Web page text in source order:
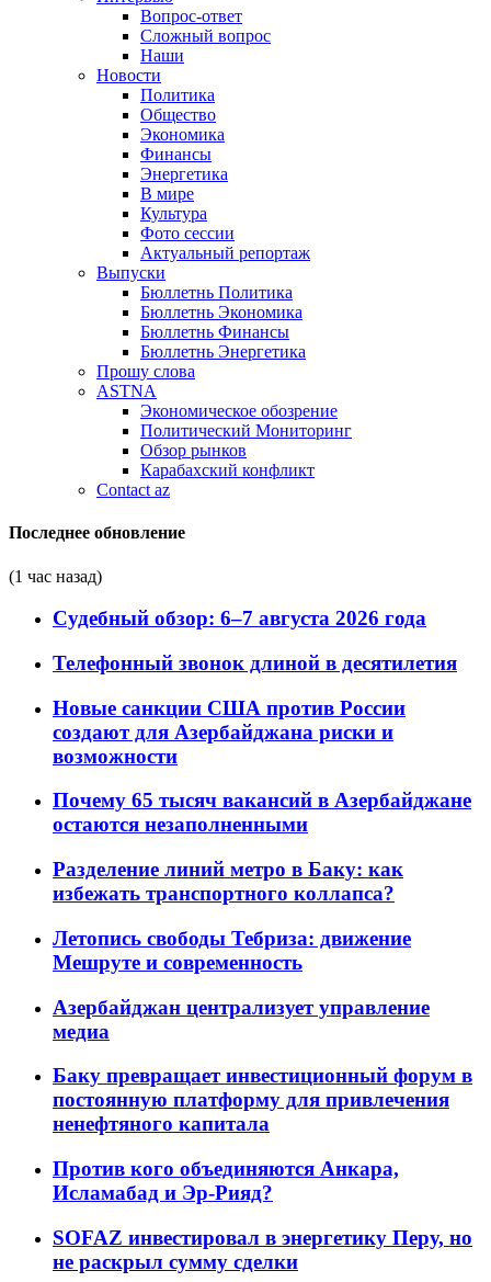
Вопрос-ответ
Сложный вопрос
Наши
Новости
Политика
Общество
Экономика
Финансы
Энергетика
В мире
Культура
Фото сессии
Актуальный репортаж
Выпуски
Бюллетнь Политика
Бюллетнь Экономика
Бюллетнь Финансы
Бюллетнь Энергетика
Прошу слова
ASTNA
Экономическое обозрение
Политический Мониторинг
Обзор рынков
Карабахский конфликт
Contact az
Последнее обновление
(1 час назад)
Судебный обзор: 6–7 августа 2026 года
Телефонный звонок длиной в десятилетия
Новые санкции США против России
создают для Азербайджана риски и
возможности
Почему 65 тысяч вакансий в Азербайджане
остаются незаполненными
Разделение линий метро в Баку: как
избежать транспортного коллапса?
Летопись свободы Тебриза: движение
Мешруте и современность
Азербайджан централизует управление
медиа
Баку превращает инвестиционный форум в
постоянную платформу для привлечения
ненефтяного капитала
Против кого объединяются Анкара,
Исламабад и Эр-Рияд?
SOFAZ инвестировал в энергетику Перу, но
не раскрыл сумму сделки